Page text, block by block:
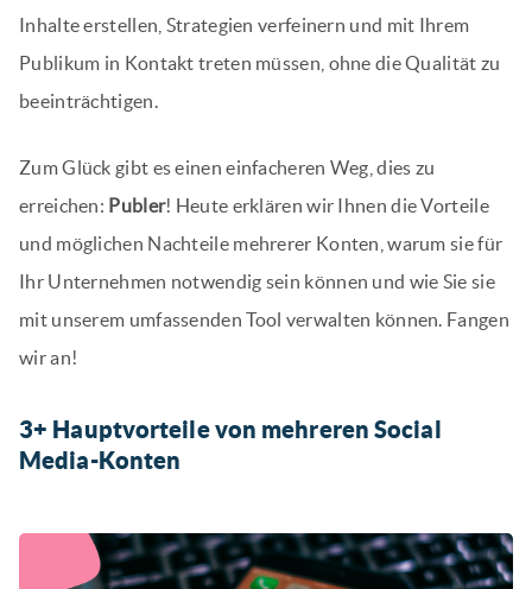
Inhalte erstellen, Strategien verfeinern und mit Ihrem
Publikum in Kontakt treten müssen, ohne die Qualität zu
beeinträchtigen.
Zum Glück gibt es einen einfacheren Weg, dies zu
erreichen: Publer! Heute erklären wir Ihnen die Vorteile
und möglichen Nachteile mehrerer Konten, warum sie für
Ihr Unternehmen notwendig sein können und wie Sie sie
mit unserem umfassenden Tool verwalten können. Fangen
wir an!
3+ Hauptvorteile von mehreren Social
Media-Konten